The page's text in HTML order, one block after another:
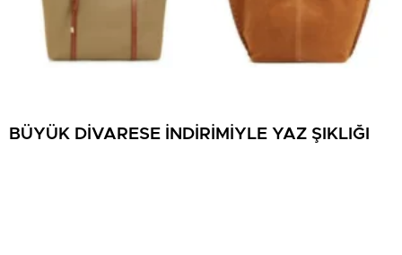
BÜYÜK DİVARESE İNDİRİMİYLE YAZ ŞIKLIĞI